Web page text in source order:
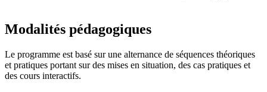
Modalités pédagogiques
Le programme est basé sur une alternance de séquences théoriques
et pratiques portant sur des mises en situation, des cas pratiques et
des cours interactifs.